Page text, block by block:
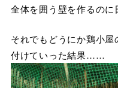
全体を囲う壁を作るのに
それでもどうにか鶏小
付けていった結果……